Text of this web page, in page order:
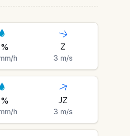
%
h
Z
3 m/s
%
h
JZ
3 m/s